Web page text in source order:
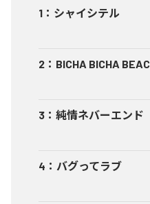
1 ： シャイシテル
2 ： BICHA BICHA
3 ： 純情ネバーエンド
4 ： バグってラブ